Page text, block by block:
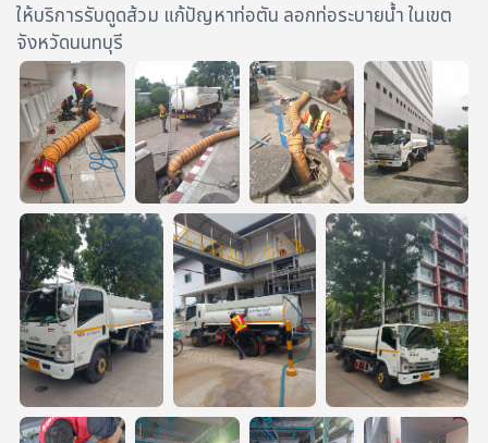
ให้บริการรับดูดส้วม แก้ปัญหาท่อตัน ลอกท่อระบายน้ำ ในเขต
จังหวัดนนทบุรี